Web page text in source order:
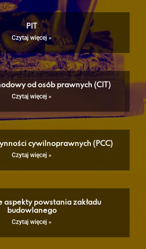
PIT
Czytaj więcej »
od osób prawnych (CIT)
Czytaj więcej »
cywilnoprawnych (PCC)
Czytaj więcej »
aspekty powstania zakładu
budowlanego
Czytaj więcej »